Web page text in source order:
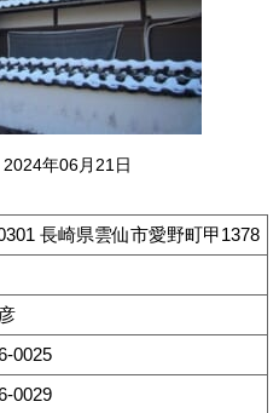
2024年06月21日
長崎県雲仙市愛野町甲1378
0025
0029